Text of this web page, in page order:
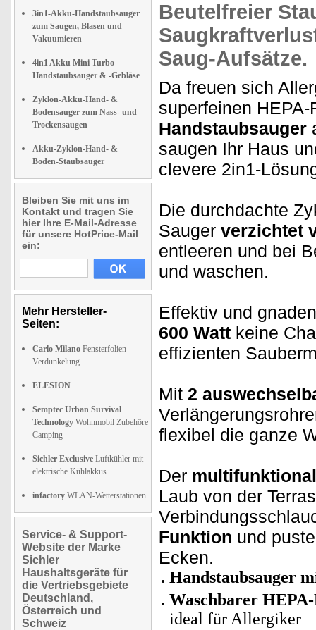
3in1-Akku-Handstaubsauger
zum Saugen, Blasen und
Vakuumieren
4in1 Akku Mini Turbo
Handstaubsauger & -Gebläse
Zyklon-Akku-Hand- &
Bodensauger zum Nass- und
Trockensaugen
Akku-Zyklon-Hand- &
Boden-Staubsauger
Bleiben Sie mit uns im
Kontakt und tragen Sie
hier Ihre E-Mail-Adresse
für unsere HotPrice-Mail
ein:
Mehr Hersteller-
Seiten:
Carlo Milano Fensterfolien
Verdunkelung
ELESION
Semptec Urban Survival
Technology Wohnmobil Zubehöre
Camping
Sichler Exclusive Luftkühler mit
elektrische Kühlakkus
infactory WLAN-Wetterstationen
Service- & Support-
Website der Marke
Sichler
Haushaltsgeräte für
die Vertriebsgebiete
Deutschland,
Österreich und
Schweiz
Beutelfreier
Saug-Aufsätze.
Da freuen sich
superfeinen
Handstaubsauger
saugen Ihr Haus
clevere 2in1-
Die durchdachte
Sauger verzichtet
entleeren und bei
und waschen.
Effektiv und
600 Watt keine
effizienten
Mit 2
flexibel die ganze
Der
Laub von der
Funktion und
Ecken.
Handstaubsauger
Waschbarer
ideal für Allergiker